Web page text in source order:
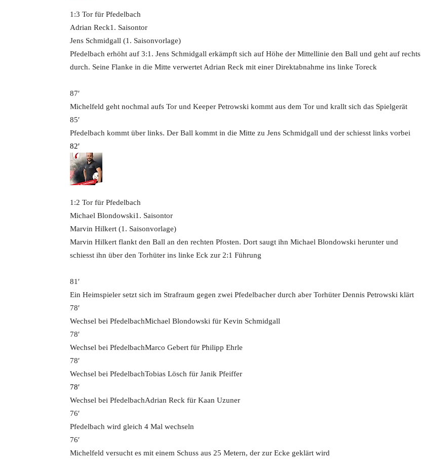
1:3 Tor für Pfedelbach
Adrian Reck1. Saisontor
Jens Schmidgall (1. Saisonvorlage)
Pfedelbach erhöht auf 3:1. Jens Schmidgall erkämpft sich auf Höhe der Mittellinie den Ball und geht auf rechts
durch. Seine Flanke in die Mitte verwertet Adrian Reck mit einer Direktabnahme ins linke Toreck
87′
Michelfeld geht nochmal aufs Tor und Keeper Petrowski kommt aus dem Tor und krallt sich das Spielgerät
85′
Pfedelbach kommt über links. Der Ball kommt in die Mitte zu Jens Schmidgall und der schiesst links vorbei
82′
1:2 Tor für Pfedelbach
Michael Blondowski1. Saisontor
Marvin Hilkert (1. Saisonvorlage)
Marvin Hilkert flankt den Ball an den rechten Pfosten. Dort saugt ihn Michael Blondowski herunter und
schiesst ihn über den Torhüter ins linke Eck zur 2:1 Führung
81′
Ein Heimspieler setzt sich im Strafraum gegen zwei Pfedelbacher durch aber Torhüter Dennis Petrowski klärt
78′
Wechsel bei PfedelbachMichael Blondowski für Kevin Schmidgall
78′
Wechsel bei PfedelbachMarco Gebert für Philipp Ehrle
78′
Wechsel bei PfedelbachTobias Lösch für Janik Pfeiffer
78′
Wechsel bei PfedelbachAdrian Reck für Kaan Uzuner
76′
Pfedelbach wird gleich 4 Mal wechseln
76′
Michelfeld versucht es mit einem Schuss aus 25 Metern, der zur Ecke geklärt wird